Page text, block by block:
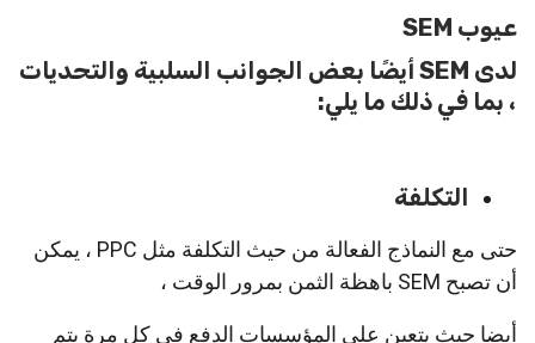
عيوب SEM
لدى SEM أيضًا بعض الجوانب السلبية والتحديات
، بما في ذلك ما يلي:
التكلفة
حتى مع النماذج الفعالة من حيث التكلفة مثل PPC ، يمكن
أن تصبح SEM باهظة الثمن بمرور الوقت ،
أيضا حيث يتعين على المؤسسات الدفع في كل مرة يتم